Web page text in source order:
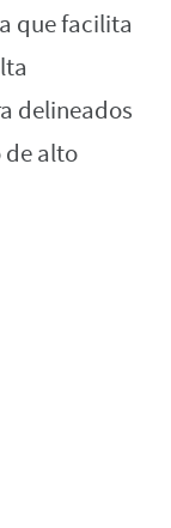
que facilita
delineados
de alto